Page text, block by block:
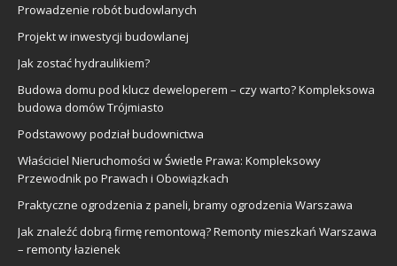
Prowadzenie robót budowlanych
Projekt w inwestycji budowlanej
Jak zostać hydraulikiem?
Budowa domu pod klucz deweloperem – czy warto? Kompleksowa
budowa domów Trójmiasto
Podstawowy podział budownictwa
Właściciel Nieruchomości w Świetle Prawa: Kompleksowy
Przewodnik po Prawach i Obowiązkach
Praktyczne ogrodzenia z paneli, bramy ogrodzenia Warszawa
Jak znaleźć dobrą firmę remontową? Remonty mieszkań Warszawa
– remonty łazienek